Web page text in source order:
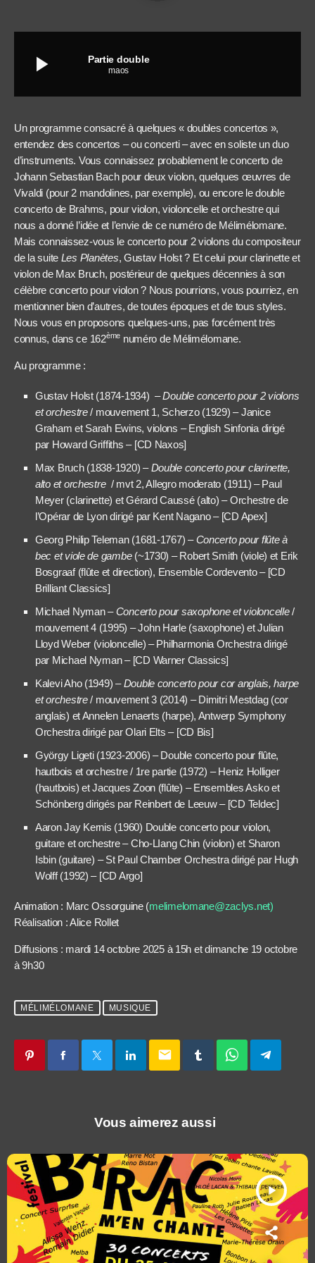
play_arrow Partie double
maos
Un programme consacré à quelques « doubles concertos »,
entendez des concertos – ou concerti – avec en soliste un duo
d’instruments. Vous connaissez probablement le concerto de
Johann Sebastian Bach pour deux violon, quelques œuvres de
Vivaldi (pour 2 mandolines, par exemple), ou encore le double
concerto de Brahms, pour violon, violoncelle et orchestre qui
nous a donné l’idée et l’envie de ce numéro de Mélimélomane.
Mais connaissez-vous le concerto pour 2 violons du compositeur
de la suite Les Planètes, Gustav Holst ? Et celui pour clarinette et
violon de Max Bruch, postérieur de quelques décennies à son
célèbre concerto pour violon ? Nous pourrions, vous pourriez, en
mentionner bien d’autres, de toutes époques et de tous styles.
Nous vous en proposons quelques-uns, pas forcément très
connus, dans ce 162ème numéro de Mélimélomane.
Au programme :
Gustav Holst (1874-1934) –Double concerto pour 2 violons
et orchestre/ mouvement 1, Scherzo (1929) – Janice
Graham et Sarah Ewins, violons – English Sinfonia dirigé
par Howard Griffiths – [CD Naxos]
Max Bruch (1838-1920) –Double concerto pour clarinette,
alto et orchestre/ mvt 2, Allegro moderato (1911) – Paul
Meyer (clarinette) et Gérard Caussé (alto) – Orchestre de
l’Opérar de Lyon dirigé par Kent Nagano – [CD Apex]
Georg Philip Teleman (1681-1767) –Concerto pour flûte à
bec et viole de gambe(~1730) – Robert Smith (viole) et Erik
Bosgraaf (flûte et direction), Ensemble Cordevento – [CD
Brilliant Classics]
Michael Nyman –Concerto pour saxophone et violoncelle/
mouvement 4 (1995) – John Harle (saxophone) et Julian
Lloyd Weber (violoncelle) – Philharmonia Orchestra dirigé
par Michael Nyman – [CD Warner Classics]
Kalevi Aho (1949) –Double concerto pour cor anglais, harpe
et orchestre/ mouvement 3 (2014) – Dimitri Mestdag (cor
anglais) et Annelen Lenaerts (harpe), Antwerp Symphony
Orchestra dirigé par Olari Elts – [CD Bis]
György Ligeti (1923-2006) – Double concerto pour flûte,
hautbois et orchestre / 1re partie (1972) – Heniz Holliger
(hautbois) et Jacques Zoon (flûte) – Ensembles Asko et
Schönberg dirigés par Reinbert de Leeuw – [CD Teldec]
Aaron Jay Kernis (1960) Double concerto pour violon,
guitare et orchestre – Cho-LIang Chin (violon) et Sharon
Isbin (guitare) – St Paul Chamber Orchestra dirigé par Hugh
Wolff (1992) – [CD Argo]
Animation : Marc Ossorguine (melimelomane@zaclys.net)
Réalisation : Alice Rollet
Diffusions : mardi 14 octobre 2025 à 15h et dimanche 19 octobre
à 9h30
MÉLIMÉLOMANE MUSIQUE
email
Vous aimerez aussi
play_arrow